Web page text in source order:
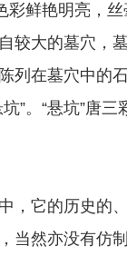
鲜艳明亮，丝
较大的墓穴，
列在墓穴中的
”。“悬坑”唐
它的历史的
当然亦没有仿